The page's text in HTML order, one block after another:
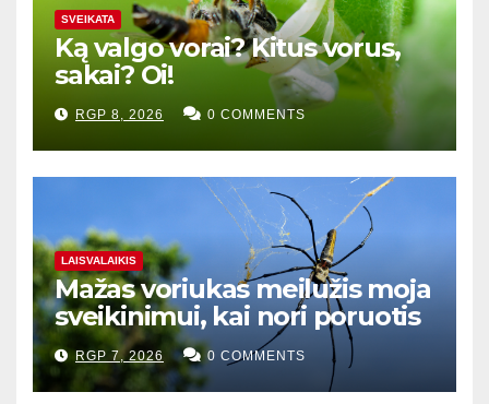
SVEIKATA
Ką valgo vorai? Kitus vorus,
sakai? Oi!
RGP 8, 2026 0 COMMENTS
LAISVALAIKIS
Mažas voriukas meilužis moja
sveikinimui, kai nori poruotis
RGP 7, 2026 0 COMMENTS